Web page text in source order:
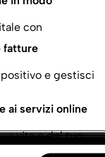
con
fatture
e gestisci
ai servizi online
vita e del tuo